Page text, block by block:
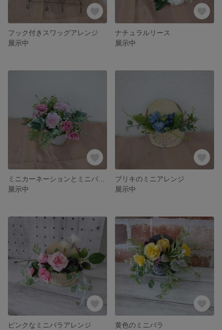
フック付きスワッグアレンジ
展示中
ナチュラルリース
展示中
展示中
ブリキのミニアレンジ
展示中
ピンクなミニバラアレンジ
黄色のミニバラ